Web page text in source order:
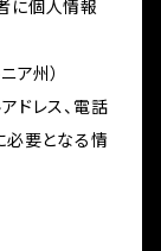
に個人情報
ア州）
ドレス、電話
必要となる情